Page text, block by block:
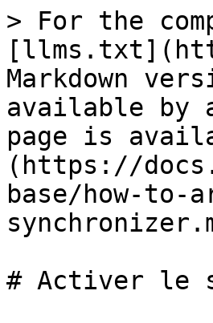
> For the
Markdown
available by
page is
(https://
base/how-
# Activer le